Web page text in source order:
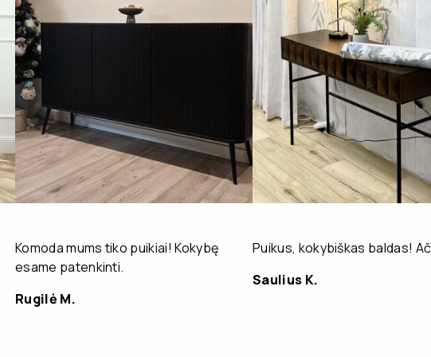
Komoda mums tiko puikiai! Kokybę
esame patenkinti.
Rugilė M.
Puikus, kokybiškas baldas!
Saulius K.